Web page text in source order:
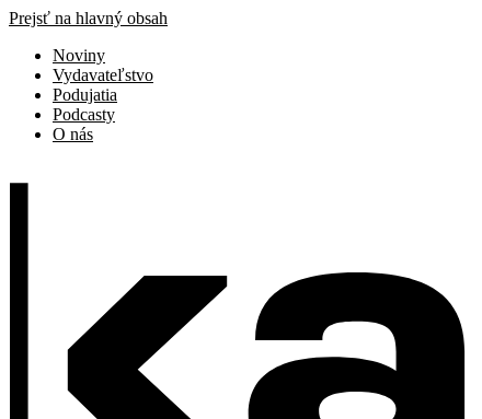
Prejsť na hlavný obsah
Noviny
Vydavateľstvo
Podujatia
Podcasty
O nás